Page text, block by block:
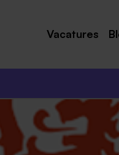
Vacatures
Venlo
Sittard